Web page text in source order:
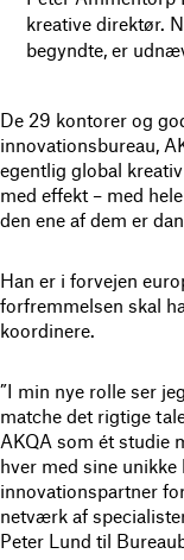
kreative direktør.
begyndte, er
De 29 kontorer og
innovationsbureau,
egentlig global
med effekt – med
den ene af dem er
Han er i forvejen
forfremmelsen skal
koordinere.
”I min nye rolle ser
matche det rigtige
AKQA som ét studie
hver med sine
innovationspartner
netværk af
Peter Lund til